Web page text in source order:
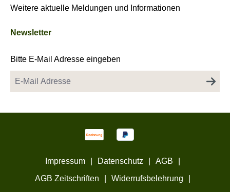
Weitere aktuelle Meldungen und Informationen
Newsletter
Bitte E-Mail Adresse eingeben
Impressum Datenschutz AGB
AGB Zeitschriften
Widerrufsbelehrung